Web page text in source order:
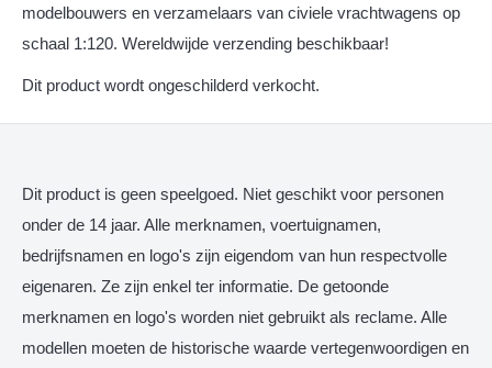
modelbouwers en verzamelaars van civiele vrachtwagens op
schaal 1:120. Wereldwijde verzending beschikbaar!
​Dit product wordt ongeschilderd verkocht.
Dit product is geen speelgoed. Niet geschikt voor personen
onder de 14 jaar. Alle merknamen, voertuignamen,
bedrijfsnamen en logo's zijn eigendom van hun respectvolle
eigenaren. Ze zijn enkel ter informatie. De getoonde
merknamen en logo's worden niet gebruikt als reclame. Alle
modellen moeten de historische waarde vertegenwoordigen en